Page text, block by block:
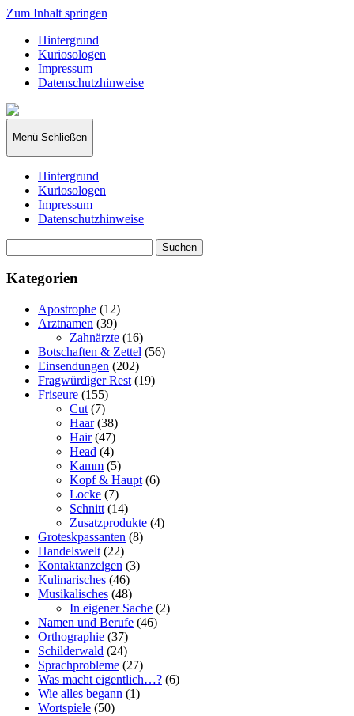
Zum Inhalt springen
Hintergrund
Kuriosologen
Impressum
Datenschutzhinweise
kuriosologie.de
Menü Schließen
Hintergrund
Kuriosologen
Impressum
Datenschutzhinweise
nach:
Kategorien
Apostrophe (12)
Arztnamen (39)
Zahnärzte (16)
Botschaften & Zettel (56)
Einsendungen (202)
Fragwürdiger Rest (19)
Friseure (155)
Cut (7)
Haar(38)
Hair(47)
Head (4)
Kamm (5)
Kopf & Haupt (6)
Locke (7)
Schnitt (14)
Zusatzprodukte (4)
Groteskpassanten (8)
Handelswelt (22)
Kontaktanzeigen (3)
Kulinarisches (46)
Musikalisches (48)
In eigener Sache (2)
Namen und Berufe (46)
Orthographie (37)
Schilderwald (24)
Sprachprobleme (27)
Was macht eigentlich…? (6)
Wie alles begann (1)
Wortspiele (50)